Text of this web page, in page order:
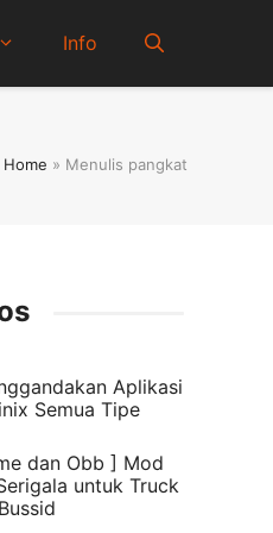
Info
Home » Menulis pangkat
Aplikasi
Semua Tipe
dan Obb ] Mod
untuk Truck